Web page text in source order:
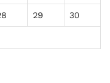
29 30